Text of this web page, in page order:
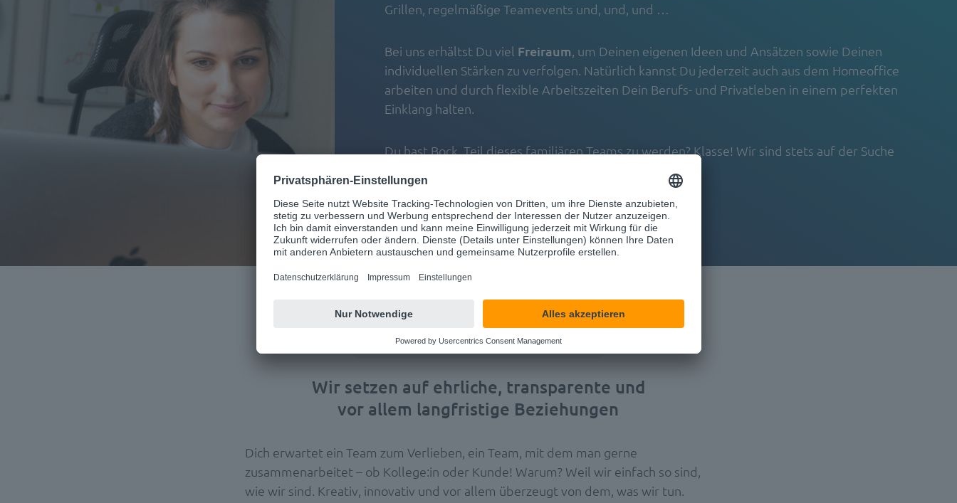
Grillen, regelmäßige Teamevents und, und, und …
Bei uns erhältst Du viel Freiraum, um Deinen eigenen Ideen und Ansätzen sowie Deinen
individuellen Stärken zu verfolgen. Natürlich kannst Du jederzeit auch aus dem Homeoffice
arbeiten und durch flexible Arbeitszeiten Dein Berufs- und Privatleben in einem perfekten
Einklang halten.
Du hast Bock, Teil dieses familiären Teams zu werden? Klasse! Wir sind stets auf der Suche
Zu den Stellenangeboten
WE LOVE APPS AND RELATIONSHIPS
Wir setzen auf ehrliche, transparente und
vor allem langfristige Beziehungen
Dich erwartet ein Team zum Verlieben, ein Team, mit dem man gerne
zusammenarbeitet – ob Kollege:in oder Kunde! Warum? Weil wir einfach so sind,
wie wir sind. Kreativ, innovativ und vor allem überzeugt von dem, was wir tun.